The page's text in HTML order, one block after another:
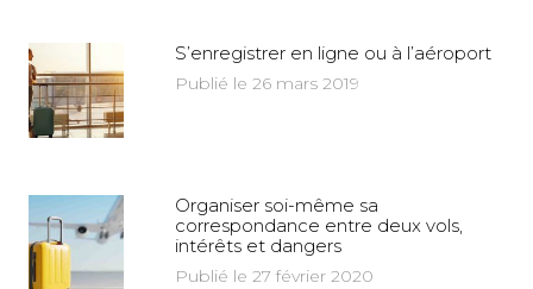
S’enregistrer en ligne ou à l’aéroport
Publié le 26 mars 2019
Organiser soi-même sa
correspondance entre deux vols,
intérêts et dangers
Publié le 27 février 2020